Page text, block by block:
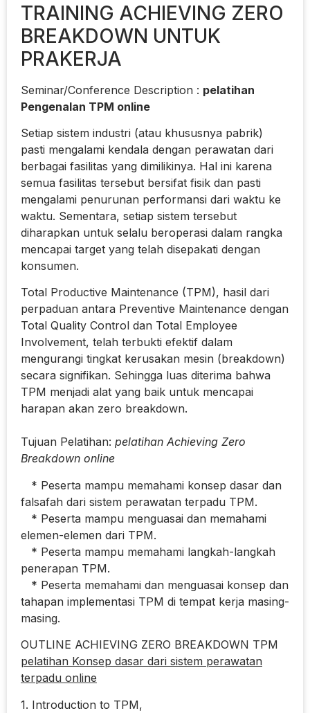
TRAINING ACHIEVING ZERO
BREAKDOWN UNTUK
PRAKERJA
Seminar/Conference Description : pelatihan
Pengenalan TPM online
Setiap sistem industri (atau khususnya pabrik)
pasti mengalami kendala dengan perawatan dari
berbagai fasilitas yang dimilikinya. Hal ini karena
semua fasilitas tersebut bersifat fisik dan pasti
mengalami penurunan performansi dari waktu ke
waktu. Sementara, setiap sistem tersebut
diharapkan untuk selalu beroperasi dalam rangka
mencapai target yang telah disepakati dengan
konsumen.
Total Productive Maintenance (TPM), hasil dari
perpaduan antara Preventive Maintenance dengan
Total Quality Control dan Total Employee
Involvement, telah terbukti efektif dalam
mengurangi tingkat kerusakan mesin (breakdown)
secara signifikan. Sehingga luas diterima bahwa
TPM menjadi alat yang baik untuk mencapai
harapan akan zero breakdown.
Tujuan Pelatihan: pelatihan Achieving Zero
Breakdown online
* Peserta mampu memahami konsep dasar dan
falsafah dari sistem perawatan terpadu TPM.
* Peserta mampu menguasai dan memahami
elemen-elemen dari TPM.
* Peserta mampu memahami langkah-langkah
penerapan TPM.
* Peserta memahami dan menguasai konsep dan
tahapan implementasi TPM di tempat kerja masing-
masing.
OUTLINE ACHIEVING ZERO BREAKDOWN TPM
pelatihan Konsep dasar dari sistem perawatan
terpadu online
1. Introduction to TPM,